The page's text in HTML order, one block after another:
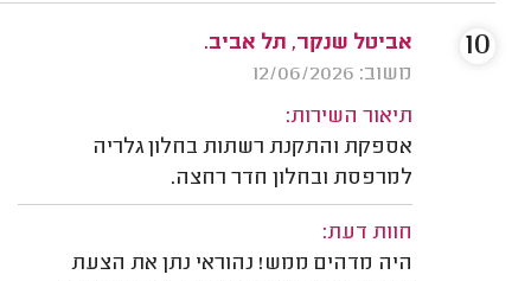
אביטל שנקר, תל אביב.
משוב: 12/06/2026
תיאור השירות:
אספקת והתקנת רשתות בחלון גלריה
למרפסת ובחלון חדר רחצה.
חוות דעת:
היה מדהים ממש! נהוראי נתן את הצעת
10